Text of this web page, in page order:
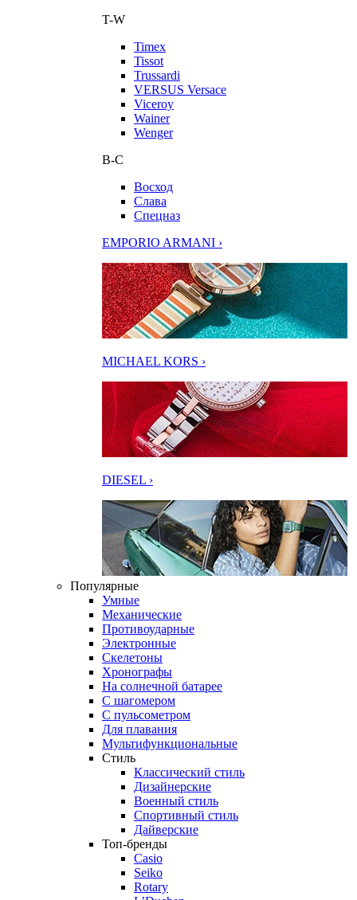
T-W
Timex
Tissot
Trussardi
VERSUS Versace
Viceroy
Wainer
Wenger
В-С
Восход
Слава
Спецназ
EMPORIO ARMANI ›
MICHAEL KORS ›
DIESEL ›
Популярные
Умные
Механические
Противоударные
Электронные
Скелетоны
Хронографы
На солнечной батарее
С шагомером
С пульсометром
Для плавания
Мультифункциональные
Стиль
Классический стиль
Дизайнерские
Военный стиль
Спортивный стиль
Дайверские
Топ-бренды
Casio
Seiko
Rotary